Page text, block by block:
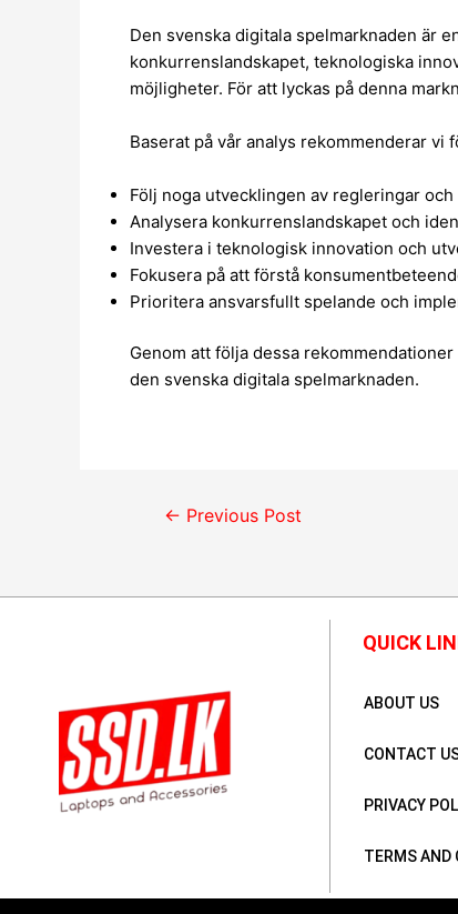
Den svenska digitala spelmarknaden är
konkurrenslandskapet, teknologiska
möjligheter. För att lyckas på denna
Baserat på vår analys rekommenderar vi
Följ noga utvecklingen av regleringar
Analysera konkurrenslandskapet och
Investera i teknologisk innovation och
Fokusera på att förstå
Prioritera ansvarsfullt spelande och
Genom att följa dessa
den svenska digitala spelmarknaden.
← Previous Post
QUICK
ABOUT US
CONTACT
PRIVACY
TERMS AND